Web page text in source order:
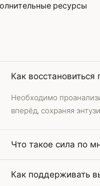
ресурсы
Как
Необходимо
вперёд, сохраняя
Что такое сила по
Как поддерживать